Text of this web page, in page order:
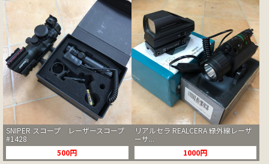
SNIPER スコープ レーザースコープ
#1428
500円
リアルセラ REALCERA 緑外線レーザ
ーサ...
1000円